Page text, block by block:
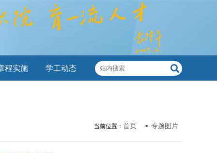
程实施 学工动态
当前位置： 首页 > 专题图片